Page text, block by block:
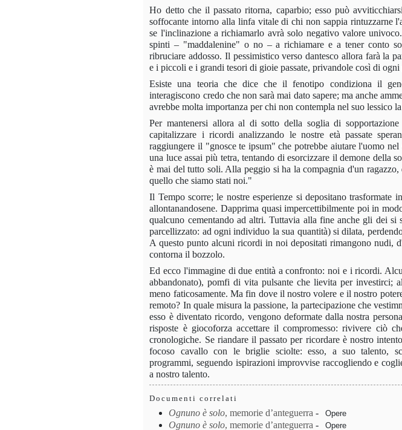
Ho detto che il passato ritorna, caparbio; esso può
soffocante intorno alla linfa vitale di chi non sappia rintuzzarne
se l'inclinazione a richiamarlo avrà solo negativo valore
spinti – "maddalenine" o no – a richiamare e a tener conto
ribruciare addosso. Il pessimistico verso dantesco allora farà la
e i piccoli e i grandi tesori di gioie passate, privandole così di
Esiste una teoria che dice che il fenotipo condiziona il
interagiscono credo che non sarà mai dato sapere; ma anche
avrebbe molta importanza per chi non contempla nel suo lessico
Per mantenersi allora al di sotto della soglia di
capitalizzare i ricordi analizzando le nostre età passate
raggiungere il "gnosce te ipsum" che potrebbe aiutare l'uomo
una luce assai più tetra, tentando di esorcizzare il demone della
è mai del tutto soli. Alla peggio si ha la compagnia d'un
quello che siamo stati noi."
Il Tempo scorre; le nostre esperienze si depositano
allontanandosene. Dapprima quasi impercettibilmente poi in
qualcuno cementando ad altri. Tuttavia alla fine anche gli dei si
parcellizzato: ad ogni individuo la sua quantità) si dilata,
A questo punto alcuni ricordi in noi depositati rimangono nudi,
contorna il bozzolo.
Ed ecco l'immagine di due entità a confronto: noi e i ricordi.
abbandonato), pomfi di vita pulsante che lievita per investirci;
meno faticosamente. Ma fin dove il nostro volere e il nostro
remoto? In quale misura la passione, la partecipazione che
esso è diventato ricordo, vengono deformate dalla nostra
risposte è giocoforza accettare il compromesso: rivivere ciò
cronologiche. Se riandare il passato per ricordare è nostro
focoso cavallo con le briglie sciolte: esso, a suo talento,
programmi, seguendo ispirazioni improvvise raccogliendo e
a nostro talento.
Documenti correlati
Ognuno è solo, memorie d’anteguerra - Opere
Ognuno è solo, memorie d’anteguerra - Opere